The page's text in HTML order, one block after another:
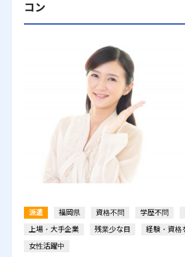
コン
派遣 福岡県 資格不問 学歴不問
上場・大手企業
残業少な目
経験・資格
女性活躍中
福利厚生について
給与シミュレーション
かんたん登録
プライバシーポリシー
運営
労働派遣事業に関する情報公開について